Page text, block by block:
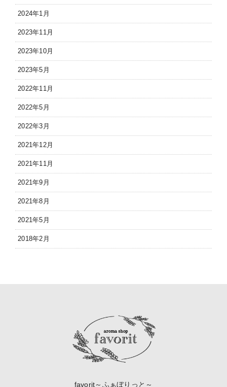
2024年1月
2023年11月
2023年10月
2023年5月
2022年11月
2022年5月
2022年3月
2021年12月
2021年11月
2021年9月
2021年8月
2021年5月
2018年2月
favorit～ふぁぼりっと～